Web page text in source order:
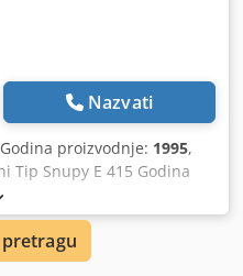
Nazvati
proizvodnje: 1995,
Tip Snupy E 415 Godina
Fanuc 21 i-T Promjer
Adtjrf Duljina tokarenja
u minuti Snaga vretena 15
ejektora Alati